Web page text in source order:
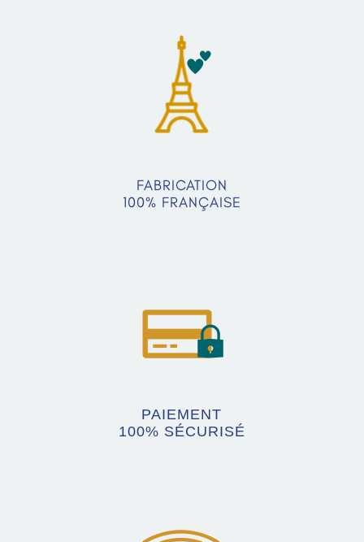
FABRICATION
100% FRANÇAISE
PAIEMENT
100% SÉCURISÉ